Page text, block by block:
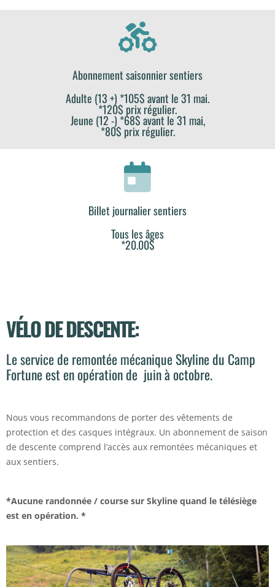
Abonnement saisonnier sentiers
Adulte (13 +) *105$ avant le 31 mai.
*120$ prix régulier.
Jeune (12 -) *68$ avant le 31 mai,
*80$ prix régulier.
Billet journalier sentiers
Tous les âges
*20.00$
VÉLO DE DESCENTE:
Le service de remontée mécanique Skyline du Camp
Fortune est en opération de juin à octobre.
Nous vous recommandons de porter des vêtements de
protection et des casques intégraux. Un abonnement de saison
de descente comprend l’accès aux remontées mécaniques et
aux sentiers.
*Aucune randonnée / course sur Skyline quand le télésiège
est en opération. *